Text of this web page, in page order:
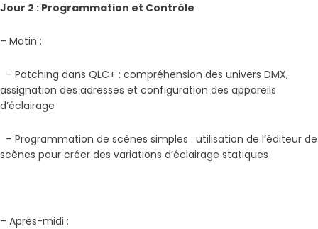
Jour 2 : Programmation et Contrôle
– Matin :
– Patching dans QLC+ : compréhension des univers DMX,
assignation des adresses et configuration des appareils
d’éclairage
– Programmation de scènes simples : utilisation de l’éditeur de
scènes pour créer des variations d’éclairage statiques
– Après-midi :